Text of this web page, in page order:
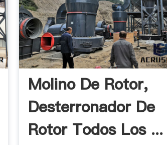
Molino De Rotor,
Desterronador De
Rotor Todos Los ...